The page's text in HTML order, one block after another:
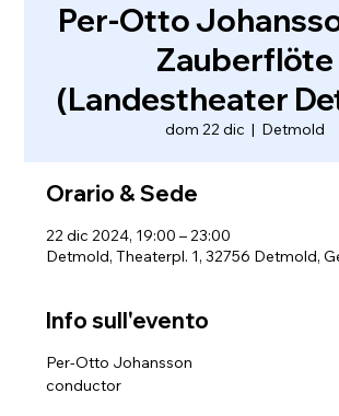
Per-Otto
Zauberflöte
(Landestheater
dom 22 dic
  |
Detmold
Orario & Sede
22 dic 2024, 19:00 – 23:00
Detmold, Theaterpl. 1, 32756 Detmold,
Info sull'evento
Per-Otto Johansson
conductor